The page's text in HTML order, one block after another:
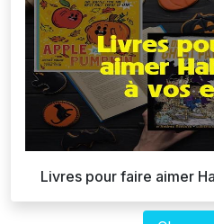
Livres pour faire aimer